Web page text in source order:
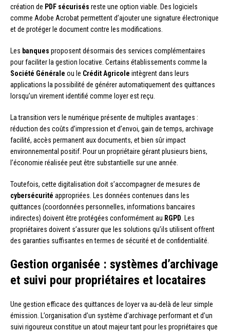
création de PDF sécurisés reste une option viable. Des logiciels
comme Adobe Acrobat permettent d’ajouter une signature électronique
et de protéger le document contre les modifications.
Les banques proposent désormais des services complémentaires
pour faciliter la gestion locative. Certains établissements comme la
Société Générale ou le Crédit Agricole intègrent dans leurs
applications la possibilité de générer automatiquement des quittances
lorsqu’un virement identifié comme loyer est reçu.
La transition vers le numérique présente de multiples avantages :
réduction des coûts d’impression et d’envoi, gain de temps, archivage
facilité, accès permanent aux documents, et bien sûr impact
environnemental positif. Pour un propriétaire gérant plusieurs biens,
l’économie réalisée peut être substantielle sur une année.
Toutefois, cette digitalisation doit s’accompagner de mesures de
cybersécurité appropriées. Les données contenues dans les
quittances (coordonnées personnelles, informations bancaires
indirectes) doivent être protégées conformément au RGPD . Les
propriétaires doivent s’assurer que les solutions qu’ils utilisent offrent
des garanties suffisantes en termes de sécurité et de confidentialité.
Gestion organisée : systèmes d’archivage
et suivi pour propriétaires et locataires
Une gestion efficace des quittances de loyer va au-delà de leur simple
émission. L’organisation d’un système d’archivage performant et d’un
suivi rigoureux constitue un atout majeur tant pour les propriétaires que